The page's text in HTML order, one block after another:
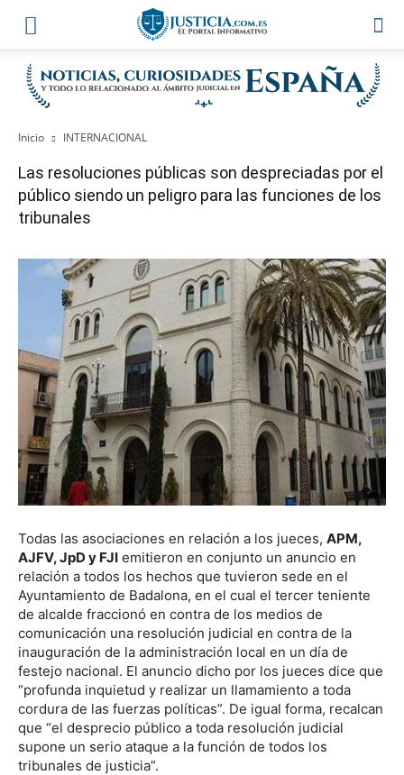
Inicio INTERNACIONAL
Las resoluciones públicas son despreciadas por el
público siendo un peligro para las funciones de los
tribunales
Todas las asociaciones en relación a los jueces, APM,
AJFV, JpD y FJI emitieron en conjunto un anuncio en
relación a todos los hechos que tuvieron sede en el
Ayuntamiento de Badalona, en el cual el tercer teniente
de alcalde fraccionó en contra de los medios de
comunicación una resolución judicial en contra de la
inauguración de la administración local en un día de
festejo nacional. El anuncio dicho por los jueces dice que
“profunda inquietud y realizar un llamamiento a toda
cordura de las fuerzas políticas”. De igual forma, recalcan
que “el desprecio público a toda resolución judicial
supone un serio ataque a la función de todos los
tribunales de justicia”.